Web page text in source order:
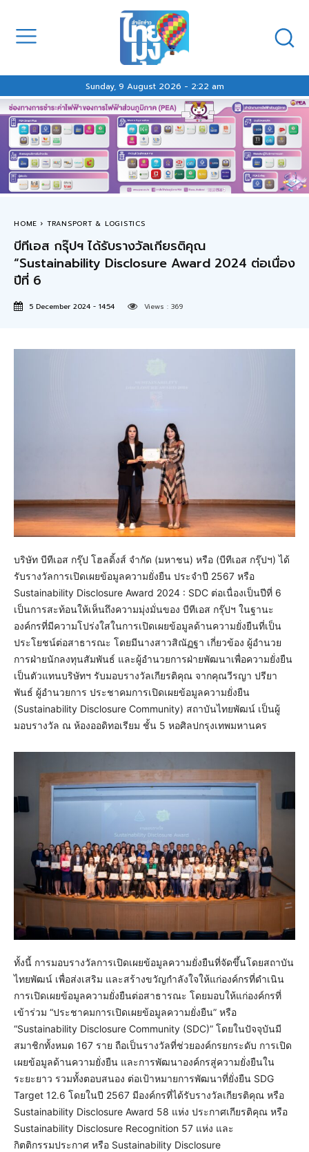
Sunday, 9 August 2026 - 2:22 am
HOME TRANSPORT & LOGISTICS
บีทีเอส กรุ๊ปฯ ได้รับรางวัลเกียรติคุณ
“Sustainability Disclosure Award 2024 ต่อเนื่อง
ปีที่ 6
5 December 2024 - 14:54 Views : 369
บริษัท บีทีเอส กรุ๊ป โฮลดิ้งส์ จํากัด (มหาชน) หรือ (บีทีเอส กรุ๊ปฯ) ได้
รับรางวัลการเปิดเผยข้อมูลความยั่งยืน ประจำปี 2567 หรือ
Sustainability Disclosure Award 2024 : SDC ต่อเนื่องเป็นปีที่ 6
เป็นการสะท้อนให้เห็นถึงความมุ่งมั่นของ บีทีเอส กรุ๊ปฯ ในฐานะ
องค์กรที่มีความโปร่งใสในการเปิดเผยข้อมูลด้านความยั่งยืนที่เป็น
ประโยชน์ต่อสาธารณะ โดยมีนางสาวสิณัฏฐา เกี่ยวข้อง ผู้อำนวย
การฝ่ายนักลงทุนสัมพันธ์ และผู้อำนวยการฝ่ายพัฒนาเพื่อความยั่งยืน
เป็นตัวแทนบริษัทฯ รับมอบรางวัลเกียรติคุณ จากคุณวีรญา ปรียา
พันธ์ ผู้อำนวยการ ประชาคมการเปิดเผยข้อมูลความยั่งยืน
(Sustainability Disclosure Community) สถาบันไทยพัฒน์ เป็นผู้
มอบรางวัล ณ ห้องออดิทอเรียม ชั้น 5 หอศิลปกรุงเทพมหานคร
ทั้งนี้ การมอบรางวัลการเปิดเผยข้อมูลความยั่งยืนที่จัดขึ้นโดยสถาบัน
ไทยพัฒน์ เพื่อส่งเสริม และสร้างขวัญกำลังใจให้แก่องค์กรที่ดำเนิน
การเปิดเผยข้อมูลความยั่งยืนต่อสาธารณะ โดยมอบให้แก่องค์กรที่
เข้าร่วม “ประชาคมการเปิดเผยข้อมูลความยั่งยืน” หรือ
“Sustainability Disclosure Community (SDC)” โดยในปัจจุบันมี
สมาชิกทั้งหมด 167 ราย ถือเป็นรางวัลที่ช่วยองค์กรยกระดับ การเปิด
เผยข้อมูลด้านความยั่งยืน และการพัฒนาองค์กรสู่ความยั่งยืนใน
ระยะยาว รวมทั้งตอบสนอง ต่อเป้าหมายการพัฒนาที่ยั่งยืน SDG
Target 12.6 โดยในปี 2567 มีองค์กรที่ได้รับรางวัลเกียรติคุณ หรือ
Sustainability Disclosure Award 58 แห่ง ประกาศเกียรติคุณ หรือ
Sustainability Disclosure Recognition 57 แห่ง และ
กิตติกรรมประกาศ หรือ Sustainability Disclosure